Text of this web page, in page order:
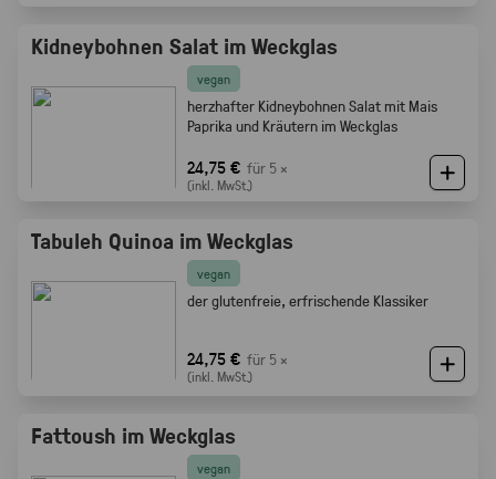
Kidneybohnen Salat im Weckglas
vegan
herzhafter Kidneybohnen Salat mit Mais
Paprika und Kräutern im Weckglas
24,75 € für 5 ×
(inkl. MwSt.)
Tabuleh Quinoa im Weckglas
vegan
der glutenfreie, erfrischende Klassiker
24,75 € für 5 ×
(inkl. MwSt.)
Fattoush im Weckglas
vegan